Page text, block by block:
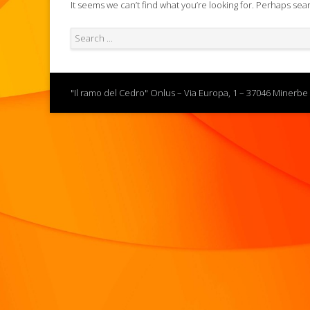
It seems we can’t find what you’re looking for. Perhaps
"Il ramo del Cedro" Onlus – Via Europa, 1 – 37046 Minerbe